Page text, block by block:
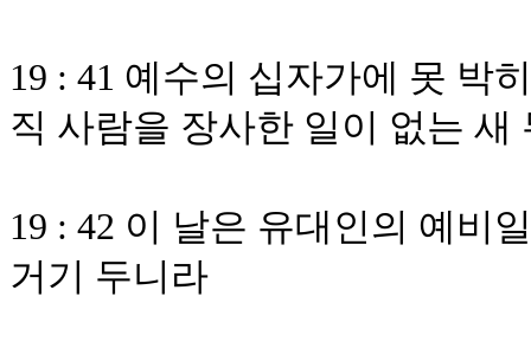
19 : 41 예수의 십자가에 못 박
직 사람을 장사한 일이 없는 새
19 : 42 이 날은 유대인의 예비
거기 두니라